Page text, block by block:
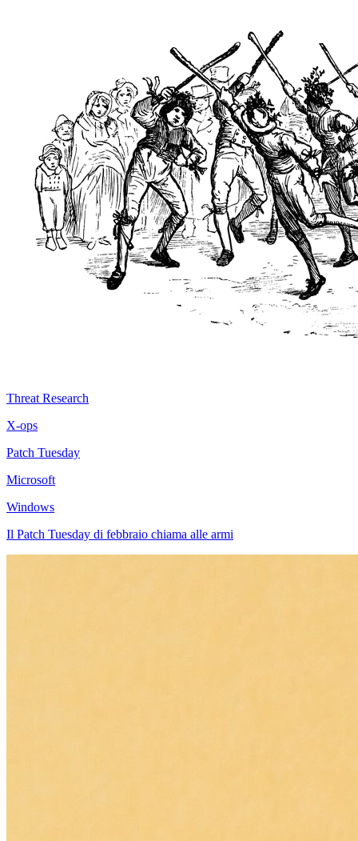
Threat Research
X-ops
Patch Tuesday
Microsoft
Windows
Il Patch Tuesday di febbraio chiama alle armi